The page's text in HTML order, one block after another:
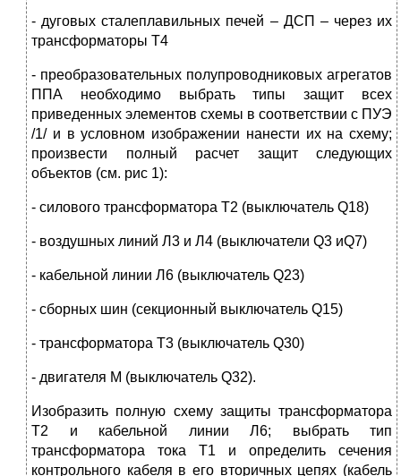
- дуговых сталеплавильных печей – ДСП – через их
трансформаторы Т4
- преобразовательных полупроводниковых агрегатов
ППА необходимо выбрать типы защит всех
приведенных элементов схемы в соответствии с ПУЭ
/1/ и в условном изображении нанести их на схему;
произвести полный расчет защит следующих
объектов (см. рис 1):
- силового трансформатора Т2 (выключатель Q18)
- воздушных линий Л3 и Л4 (выключатели Q3 иQ7)
- кабельной линии Л6 (выключатель Q23)
- сборных шин (секционный выключатель Q15)
- трансформатора Т3 (выключатель Q30)
- двигателя М (выключатель Q32).
Изобразить полную схему защиты трансформатора
Т2 и кабельной линии Л6; выбрать тип
трансформатора тока Т1 и определить сечения
контрольного кабеля в его вторичных цепях (кабель